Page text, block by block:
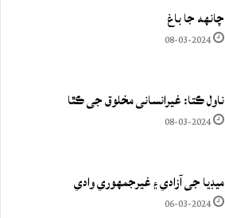
چانهه جا باغ
08-03-2024
ناول ڪتا: غيرانساني مخلوق جي ڪٿا
08-03-2024
ميڊيا جي آزادي ۽ غيرجمھوري وادي
06-03-2024